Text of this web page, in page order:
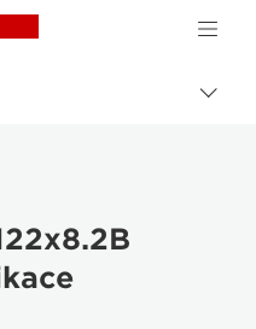
Canon Logo, back to